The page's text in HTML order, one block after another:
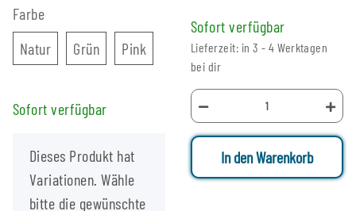
Farbe
NaturNaturGrünGrünPink
Sofort verfügbar
x
Dieses Produkt hat
Variationen. Wähle
bitte die gewünschte
Sofort verfügbar
Lieferzeit: in 3 - 4 Werktagen
bei dir
In den Warenkorb